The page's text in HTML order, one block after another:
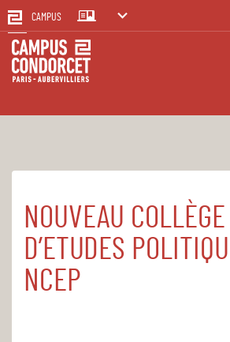
CAMPUS
Accueil Structures
NOUVEAU COLLÈGE
D’ETUDES
NCEP